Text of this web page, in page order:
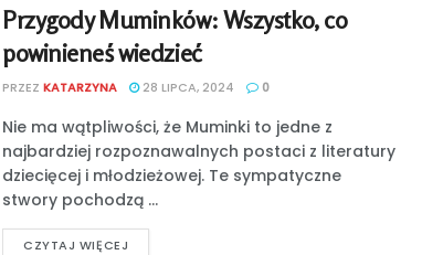
Przygody Muminków: Wszystko, co
powinieneś wiedzieć
PRZEZ KATARZYNA 28 LIPCA, 2024 0
Nie ma wątpliwości, że Muminki to jedne z
najbardziej rozpoznawalnych postaci z literatury
dziecięcej i młodzieżowej. Te sympatyczne
stwory pochodzą ...
CZYTAJ WIĘCEJ